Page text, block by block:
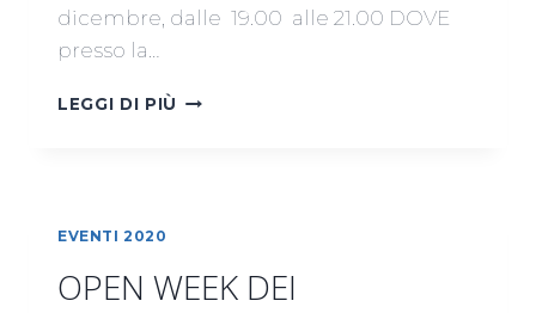
dicembre, dalle 19.00 alle 21.00 DOVE
presso la…
LEGGI DI PIÙ CORSO
EVENTI 2020
OPEN WEEK DEI